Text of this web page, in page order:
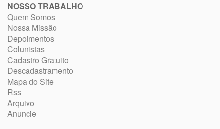
NOSSO TRABALHO
Quem Somos
Nossa Missão
Depoimentos
Colunistas
Cadastro Gratuito
Descadastramento
Mapa do Site
Rss
Arquivo
Anuncie